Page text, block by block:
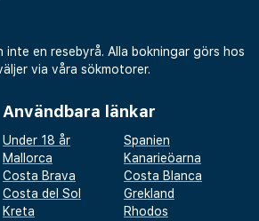
inte en resebyrå. Alla bokningar görs hos
via våra sökmotorer.
Användbara länkar
Under 18 år
Spanien
Mallorca
Kanarieöarna
Costa Brava
Costa Blanca
Costa del Sol
Grekland
Kreta
Rhodos